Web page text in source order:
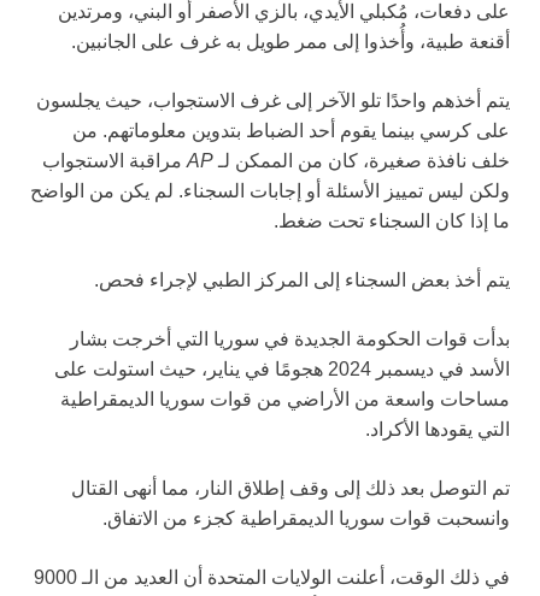
على دفعات، مُكبلي الأيدي، بالزي الأصفر أو البني، ومرتدين
أقنعة طبية، وأُخذوا إلى ممر طويل به غرف على الجانبين.
يتم أخذهم واحدًا تلو الآخر إلى غرف الاستجواب، حيث يجلسون
على كرسي بينما يقوم أحد الضباط بتدوين معلوماتهم. من
خلف نافذة صغيرة، كان من الممكن لـ AP مراقبة الاستجواب
ولكن ليس تمييز الأسئلة أو إجابات السجناء. لم يكن من الواضح
ما إذا كان السجناء تحت ضغط.
يتم أخذ بعض السجناء إلى المركز الطبي لإجراء فحص.
بدأت قوات الحكومة الجديدة في سوريا التي أخرجت بشار
الأسد في ديسمبر 2024 هجومًا في يناير، حيث استولت على
مساحات واسعة من الأراضي من قوات سوريا الديمقراطية
التي يقودها الأكراد.
تم التوصل بعد ذلك إلى وقف إطلاق النار، مما أنهى القتال
وانسحبت قوات سوريا الديمقراطية كجزء من الاتفاق.
في ذلك الوقت، أعلنت الولايات المتحدة أن العديد من الـ 9000